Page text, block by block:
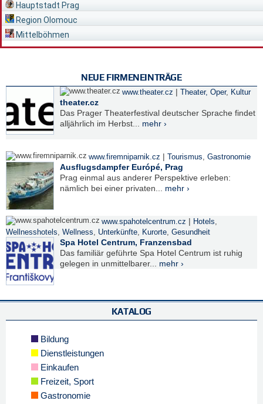
Hauptstadt Prag
Region Olomouc
Mittelböhmen
NEUE FIRMENEINTRÄGE
www.theater.cz | Theater, Oper, Kultur
theater.cz
Das Prager Theaterfestival deutscher Sprache findet
alljährlich im Herbst... mehr ›
www.firemniparnik.cz | Tourismus, Gastronomie
Ausflugsdampfer Európé, Prag
Prag einmal aus anderer Perspektive erleben:
nämlich bei einer privaten... mehr ›
www.spahotelcentrum.cz | Hotels,
Wellnesshotels, Wellness, Unterkünfte, Kurorte, Gesundheit
Spa Hotel Centrum, Franzensbad
Das familiär geführte Spa Hotel Centrum ist ruhig
gelegen in unmittelbarer... mehr ›
KATALOG
Bildung
Dienstleistungen
Einkaufen
Freizeit, Sport
Gastronomie